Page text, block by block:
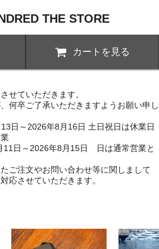
THE STORE
カートを見る
せていただきます。
何卒ご了承いただきますようお願い申し
年8月16日 土日祝日は休業日
日～2026年8月15日 日は通常営業と
ご注文やお問い合わせ等に関しまして
応させていただきます。